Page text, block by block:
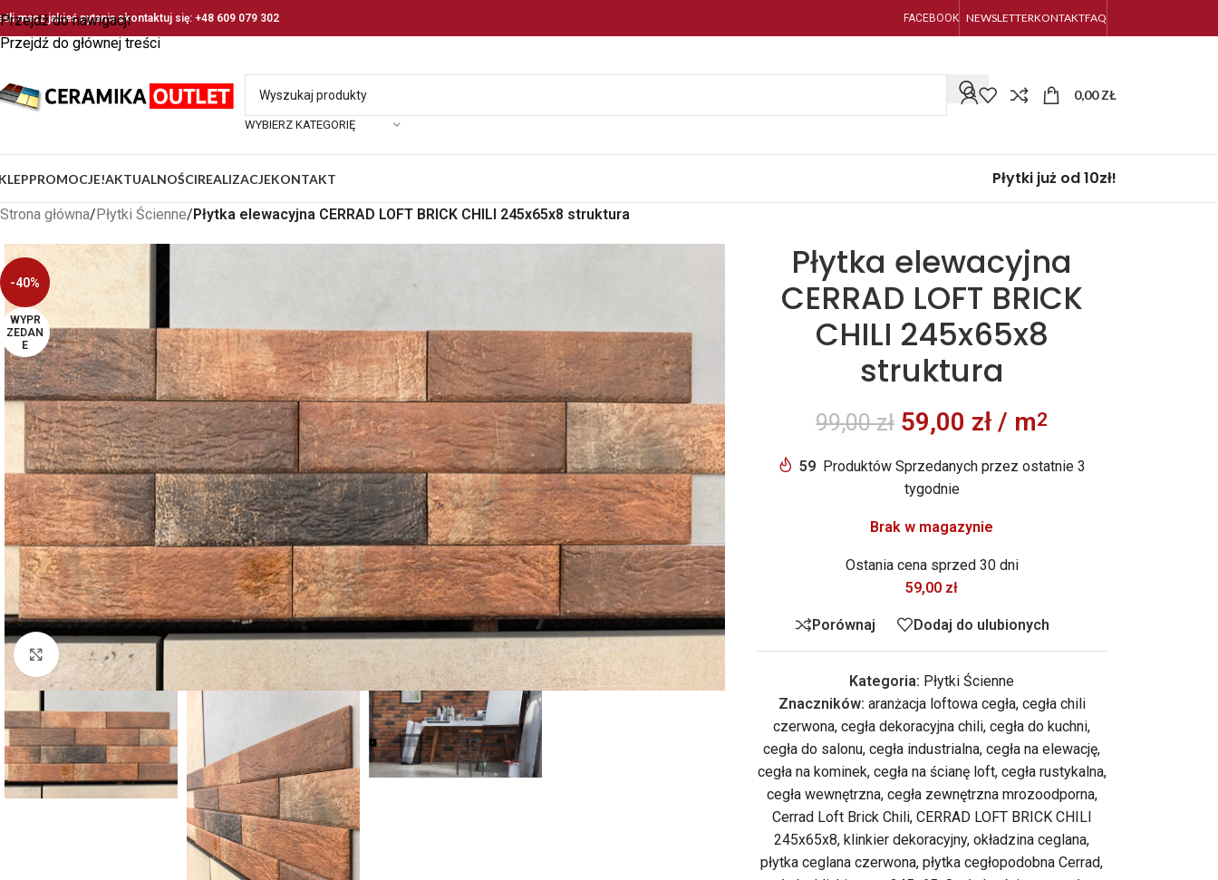
Przejdź do nawigacji
Przejdź do głównej treści
masz jakieś pytania skontaktuj się: +48 609 079 302 FACEBOOK NEWSLETTERKONTAKTFAQ
WYBIERZ KATEGORIĘ
0,00ZŁ
PROMOCJE!AKTUALNOŚCIREALIZACJEKONTAKT Płytki już od 10zł!
Strona główna/Płytki Ścienne/Płytka elewacyjna CERRAD LOFT BRICK CHILI 245x65x8 struktura
-40%
WYPR
ZEDAN
E
Kliknij aby powiększyć
Płytka elewacyjna
CERRAD LOFT BRICK
CHILI 245x65x8
struktura
99,00zł 59,00 zł / m2
59 Produktów Sprzedanych przez ostatnie 3
tygodnie
Brak w magazynie
Ostania cena sprzed 30 dni
59,00 zł
Porównaj Dodaj do ulubionych
Kategoria: Płytki Ścienne
Znaczników: aranżacja loftowa cegła, cegła chili
czerwona, cegła dekoracyjna chili, cegła do kuchni,
cegła do salonu, cegła industrialna, cegła na elewację,
cegła na kominek, cegła na ścianę loft, cegła rustykalna,
cegła wewnętrzna, cegła zewnętrzna mrozoodporna,
Cerrad Loft Brick Chili, CERRAD LOFT BRICK CHILI
245x65x8, klinkier dekoracyjny, okładzina ceglana,
płytka ceglana czerwona, płytka cegłopodobna Cerrad,